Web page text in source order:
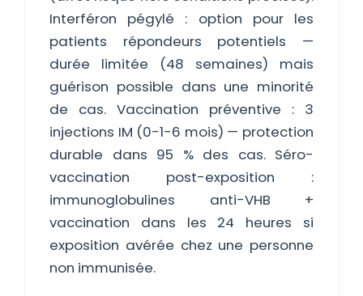
Interféron pégylé : option pour les
patients répondeurs potentiels —
durée limitée (48 semaines) mais
guérison possible dans une minorité
de cas. Vaccination préventive : 3
injections IM (0-1-6 mois) — protection
durable dans 95 % des cas. Séro-
vaccination post-exposition :
immunoglobulines anti-VHB +
vaccination dans les 24 heures si
exposition avérée chez une personne
non immunisée.